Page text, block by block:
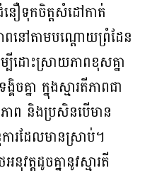
ជំនឿទុកចិត្តសំដៅកាត់
ពនៅតាមបណ្តោយព្រំដែន
បីដោះស្រាយភាពខុសគ្នា
គ្នា ក្នុងស្មារតីភាពជា
ភាព និងប្រសិនបើមាន
ារដែលមានស្រាប់។
វត្តដូចគ្នានូវស្មារតី